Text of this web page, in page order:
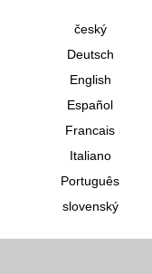
český
Deutsch
English
Español
Francais
Italiano
Português
slovenský